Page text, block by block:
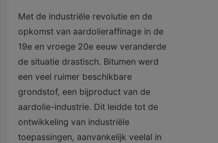
Met de industriële revolutie en de
opkomst van aardolieraffinage in de
19e en vroege 20e eeuw veranderde
de situatie drastisch. Bitumen werd
een veel ruimer beschikbare
grondstof, een bijproduct van de
aardolie-industrie. Dit leidde tot de
ontwikkeling van industriële
toepassingen, aanvankelijk veelal in